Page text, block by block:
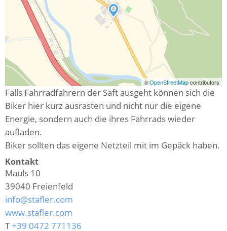
©OpenStreetMapcontributors
Falls Fahrradfahrern der Saft ausgeht können sich die
Biker hier kurz ausrasten und nicht nur die eigene
Energie, sondern auch die ihres Fahrrads wieder
aufladen.
Biker sollten das eigene Netzteil mit im Gepäck haben.
Kontakt
Mauls 10
39040 Freienfeld
info@stafler.com
www.stafler.com
T+39 0472 771136